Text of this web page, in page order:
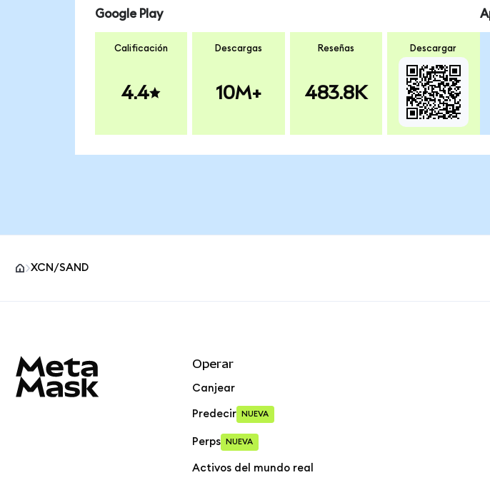
Google Play
Calificación
4.4
Descargas
10M+
Reseñas
483.8K
Descargar
XCN/SAND
Operar
Canjear
Predecir NUEVA
Perps NUEVA
Activos del mundo real